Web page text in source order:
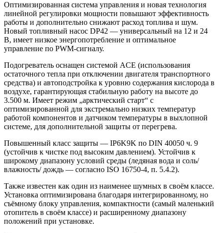
Оптимизированная система управления и новая технология
линейной регулировки мощности повышают эффективность
работы и дополнительно снижают расход топлива и шум.
Новый топливный насос DP42 — универсальный на 12 и 24
В, имеет низкое энергопотребление и оптимальное
управление по PWM-сигналу.
Подогреватель оснащен системой ACE (использования
остаточного тепла при отключении двигателя транспортного
средства) и автоподстройка к уровню содержания кислорода в
воздухе, гарантирующая стабильную работу на высоте до
3.500 м. Имеет режим „арктический старт“ с
оптимизированной для экстремально низких температур
работой компонентов и датчиком температуры в выхлопной
системе, для дополнительной защиты от перегрева.
Повышенный класс защиты — IP6K9K по DIN 40050 ч. 9
(устойчив к чистке под высоким давлением). Устойчив к
широкому диапазону условий среды (ледяная вода и соль/
влажность/ дождь — согласно ISO 16750-4, п. 5.4.2).
Также известен как один из наименее шумных в своём классе.
Установка оптимизирована благодаря интегрированному, но
съёмному блоку управления, компактности (самый маленький
отопитель в своём классе) и расширенному диапазону
положений при установке.